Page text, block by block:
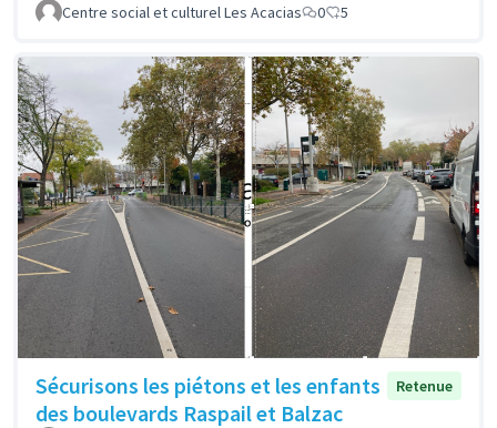
Centre social et culturel Les Acacias 0 5
Sécurisons les piétons et les enfants
des boulevards Raspail et Balzac
Retenue